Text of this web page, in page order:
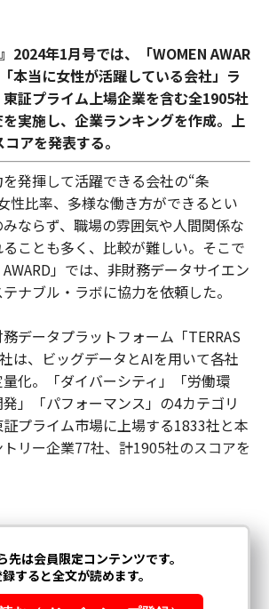
2024年1月号では、「WOMEN AWAR
本当に女性が活躍している会社」ラ
証プライム上場企業を含む全1905社
実施し、企業ランキングを作成。上
アを発表する。
発揮して活躍できる会社の“条
性比率、多様な働き方ができるとい
ならず、職場の雰囲気や人間関係な
ことも多く、比較が難しい。そこで
」では、非財務データサイエン
ナブル・ラボに協力を依頼した。
データプラットフォーム「TERRAS
は、ビッグデータとAIを用いて各社
化。「ダイバーシティ」「労働環
」「パフォーマンス」の4カテゴリ
プライム市場に上場する1833社と本
リー企業77社、計1905社のスコアを